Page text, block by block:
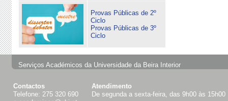
Provas Públicas de 2º
Ciclo
Provas Públicas de 3º
Ciclo
Serviços Académicos da Universidade da Beira Interior
Contactos
Telefone: 275 320 690
Atendimento
De segunda a sexta-feira, das 9h00 às 15h00